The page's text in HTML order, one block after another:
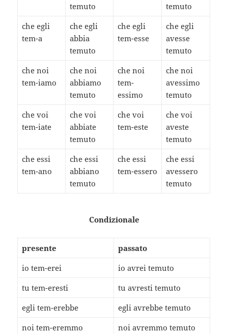
temuto
temuto
che egli
tem-a
che egli
abbia
temuto
che egli
tem-esse
che egli
avesse
temuto
che noi
tem-iamo
che noi
abbiamo
temuto
che noi
tem-
essimo
che noi
avessimo
temuto
che voi
tem-iate
che voi
abbiate
temuto
che voi
tem-este
che voi
aveste
temuto
che essi
tem-ano
che essi
abbiano
temuto
che essi
tem-essero
che essi
avessero
temuto
Condizionale
presente
passato
io tem-erei
io avrei temuto
tu tem-eresti
tu avresti temuto
egli tem-erebbe
egli avrebbe temuto
noi tem-eremmo
noi avremmo temuto